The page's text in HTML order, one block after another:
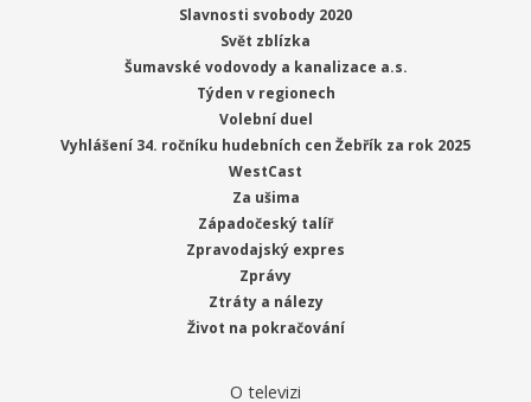
Slavnosti svobody 2020
Svět zblízka
Šumavské vodovody a kanalizace a.s.
Týden v regionech
Volební duel
Vyhlášení 34. ročníku hudebních cen Žebřík za rok 2025
WestCast
Za ušima
Západočeský talíř
Zpravodajský expres
Zprávy
Ztráty a nálezy
Život na pokračování
O televizi